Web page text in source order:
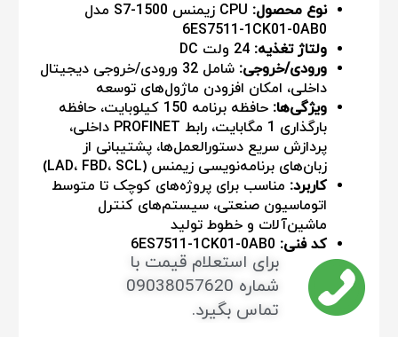
نوع محصول:
CPU زیمنس S7-1500 مدل
6ES7511-1CK01-0AB0
ولتاژ تغذیه:
ورودی/خروجی:
شامل 32 ورودی/خروجی دیجیتال
داخلی، امکان افزودن ماژول‌های توسعه
ویژگی‌ها:
حافظه برنامه 150 کیلوبایت، حافظه
بارگذاری 1 مگابایت، رابط PROFINET داخلی،
پردازش سریع دستورالعمل‌ها، پشتیبانی از
زبان‌های برنامه‌نویسی زیمنس (LAD، FBD، SCL)
کاربرد: مناسب برای پروژه‌های کوچک تا متوسط
اتوماسیون صنعتی، سیستم‌های کنترل
ماشین‌آلات و خطوط تولید
کد فنی:
برای استعلام قیمت با
شماره 09038057620
تماس بگیرد.